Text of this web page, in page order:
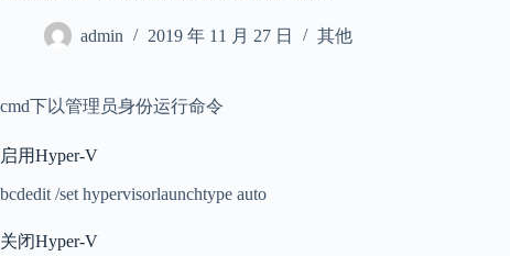
admin 2019 年 11 月 27 日 其他
cmd下以管理员身份运行命令
启用Hyper-V
bcdedit /set hypervisorlaunchtype auto
关闭Hyper-V